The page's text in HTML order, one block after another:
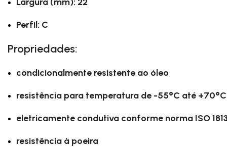
Perfil: C
Propriedades:
condicionalmente resistente ao óleo
resistência para temperatura de -55°C até +70°C
eletricamente condutiva conforme norma ISO
resistência à poeira